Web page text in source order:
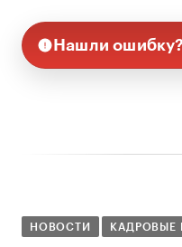
Нашли
НОВОСТИ КАДРОВЫЕ